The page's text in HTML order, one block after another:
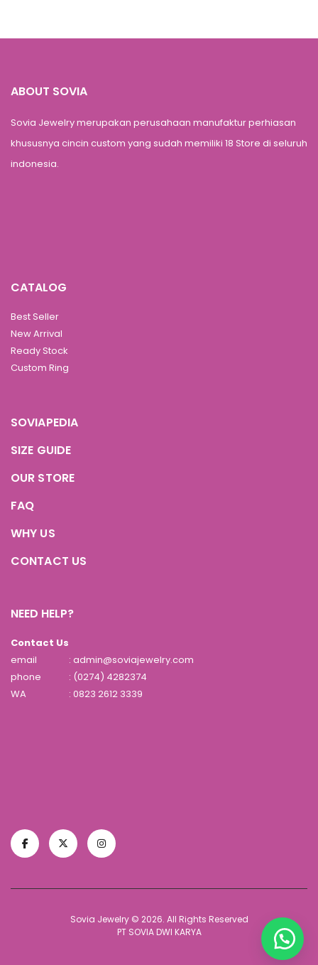
ABOUT SOVIA
Sovia Jewelry merupakan perusahaan manufaktur perhiasan
khususnya cincin custom yang sudah memiliki 18 Store di seluruh
indonesia.
CATALOG
Best Seller
New Arrival
Ready Stock
Custom Ring
SOVIAPEDIA
SIZE GUIDE
OUR STORE
FAQ
WHY US
CONTACT US
NEED HELP?
Contact Us
email
: admin@soviajewelry.com
phone
: (0274) 4282374
WA
: 0823 2612 3339
Sovia Jewelry © 2026. All Rights Reserved
PT SOVIA DWI KARYA